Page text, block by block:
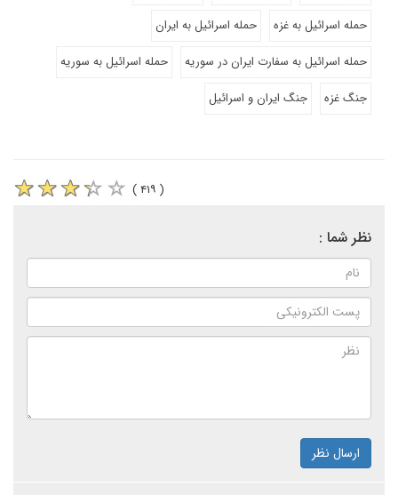
حمله اسرائیل به غزه
حمله اسرائیل به ایران
حمله اسرائیل به سفارت ایران در سوریه
حمله اسرائیل به سوریه
جنگ غزه
جنگ ایران و اسرائیل
( ۴۱۹ )
نظر شما :
ارسال نظر